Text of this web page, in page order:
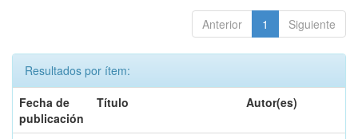
Anterior 1 Siguiente
Resultados por ítem:
Fecha de
publicación
Título Autor(es)